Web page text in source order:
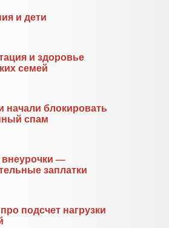
и дети
и здоровье
семей
начали блокировать
спам
внеурочки —
заплатки
подсчет нагрузки